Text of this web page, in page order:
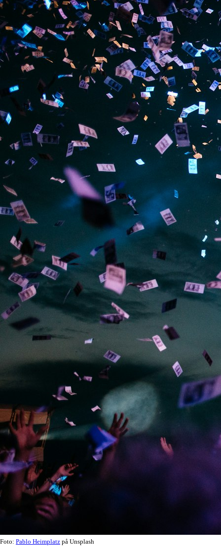
Foto: Pablo Heimplatz på Unsplash